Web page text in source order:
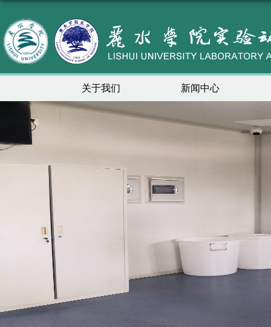
关于我们 新闻中心